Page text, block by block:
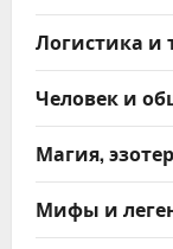
Логистика и
Человек и
Магия,
Мифы и